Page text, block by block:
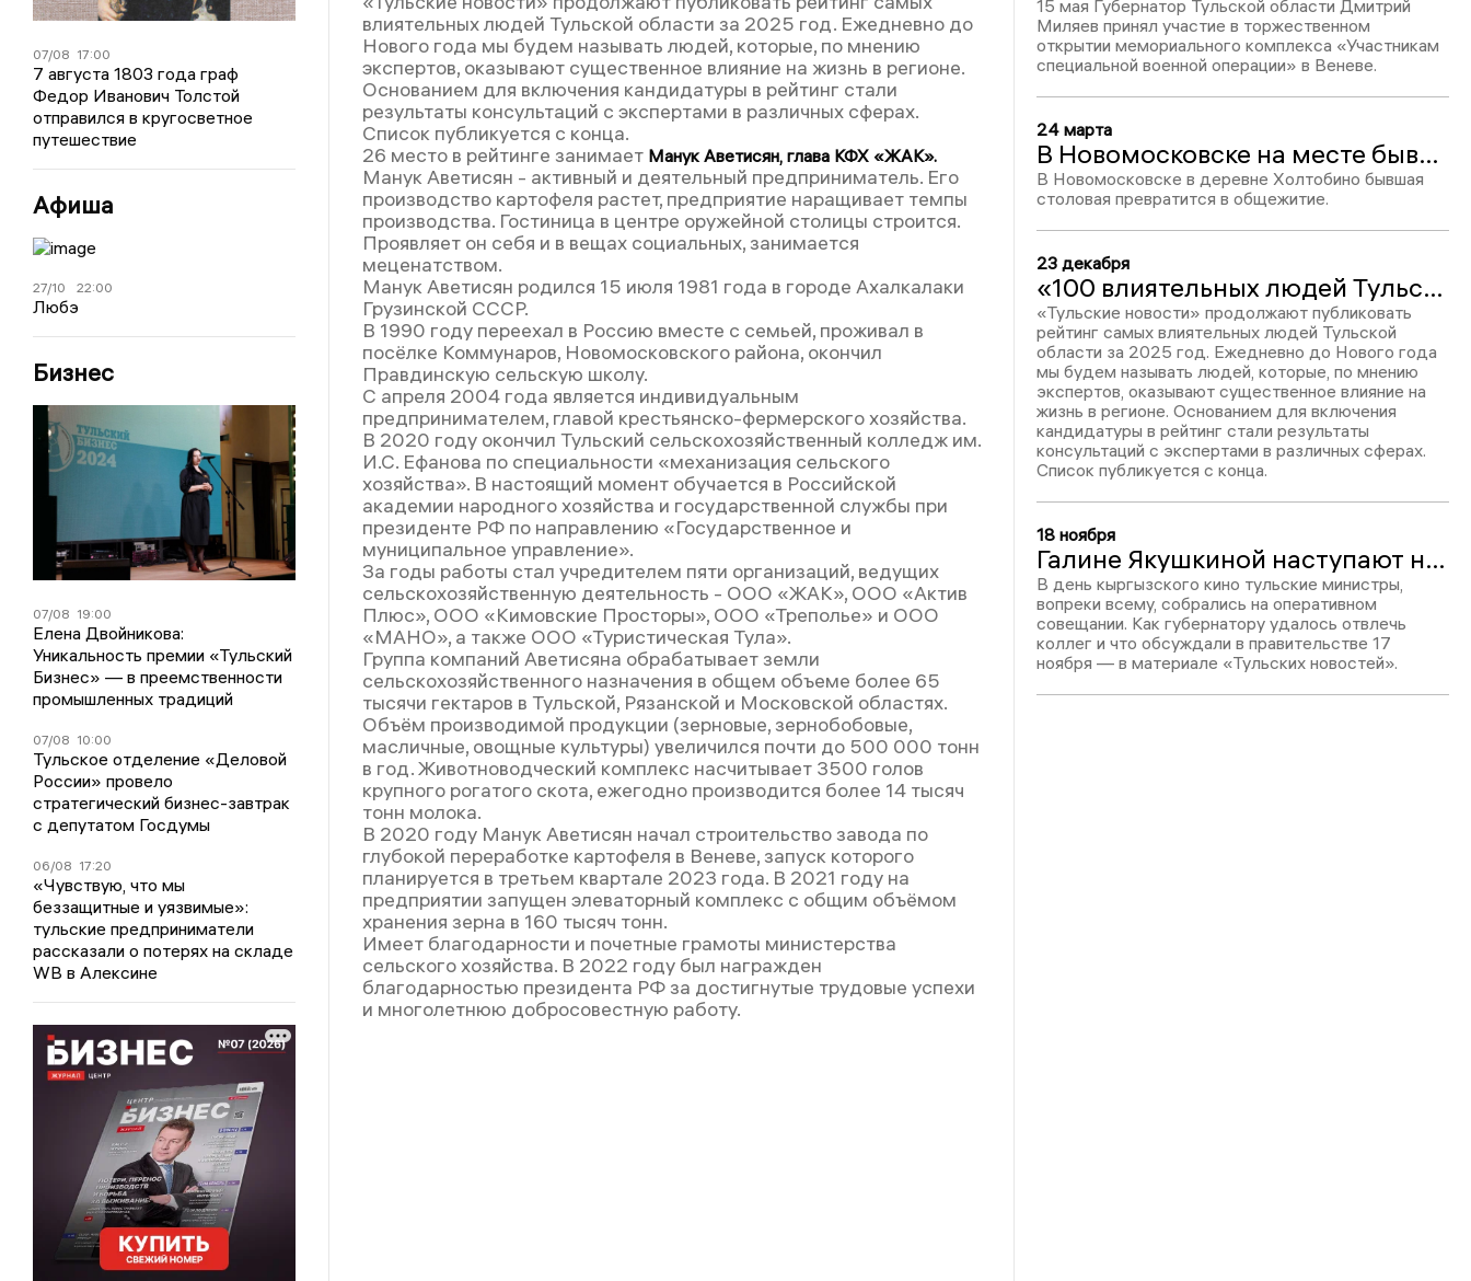
07/08 17:00
7 августа 1803 года граф
Федор Иванович Толстой
отправился в кругосветное
путешествие
Афиша
27/10 22:00
Любэ
Бизнес
07/08 19:00
Елена Двойникова:
Уникальность премии «Тульский
Бизнес» — в преемственности
промышленных традиций
07/08 10:00
Тульское отделение «Деловой
России» провело
стратегический бизнес-завтрак
с депутатом Госдумы
06/08 17:20
«Чувствую, что мы
беззащитные и уязвимые»:
тульские предприниматели
рассказали о потерях на складе
WB в Алексине
влиятельных людей Тульской области за 2025 год. Ежедневно до
Нового года мы будем называть людей, которые, по мнению
экспертов, оказывают существенное влияние на жизнь в регионе.
Основанием для включения кандидатуры в рейтинг стали
результаты консультаций с экспертами в различных сферах.
Список публикуется с конца.
26 место в рейтинге занимает Манук Аветисян, глава КФХ «ЖАК».
Манук Аветисян - активный и деятельный предприниматель. Его
производство картофеля растет, предприятие наращивает темпы
производства. Гостиница в центре оружейной столицы строится.
Проявляет он себя и в вещах социальных, занимается
меценатством.
Манук Аветисян родился 15 июля 1981 года в городе Ахалкалаки
Грузинской СССР.
В 1990 году переехал в Россию вместе с семьей, проживал в
посёлке Коммунаров, Новомосковского района, окончил
Правдинскую сельскую школу.
С апреля 2004 года является индивидуальным
предпринимателем, главой крестьянско-фермерского хозяйства.
В 2020 году окончил Тульский сельскохозяйственный колледж им.
И.С. Ефанова по специальности «механизация сельского
хозяйства». В настоящий момент обучается в Российской
академии народного хозяйства и государственной службы при
президенте РФ по направлению «Государственное и
муниципальное управление».
За годы работы стал учредителем пяти организаций, ведущих
сельскохозяйственную деятельность - ООО «ЖАК», ООО «Актив
Плюс», ООО «Кимовские Просторы», ООО «Треполье» и ООО
«МАНО», а также ООО «Туристическая Тула».
Группа компаний Аветисяна обрабатывает земли
сельскохозяйственного назначения в общем объеме более 65
тысячи гектаров в Тульской, Рязанской и Московской областях.
Объём производимой продукции (зерновые, зернобобовые,
масличные, овощные культуры) увеличился почти до 500 000 тонн
в год. Животноводческий комплекс насчитывает 3500 голов
крупного рогатого скота, ежегодно производится более 14 тысяч
тонн молока.
В 2020 году Манук Аветисян начал строительство завода по
глубокой переработке картофеля в Веневе, запуск которого
планируется в третьем квартале 2023 года. В 2021 году на
предприятии запущен элеваторный комплекс с общим объёмом
хранения зерна в 160 тысяч тонн.
Имеет благодарности и почетные грамоты министерства
сельского хозяйства. В 2022 году был награжден
благодарностью президента РФ за достигнутые трудовые успехи
и многолетнюю добросовестную работу.
15 мая Губернатор Тульской области Дмитрий
Миляев принял участие в торжественном
открытии мемориального комплекса «Участникам
специальной военной операции» в Веневе.
24 марта
В Новомосковске на месте бывшей столовой появится общежитие
В Новомосковске в деревне Холтобино бывшая
столовая превратится в общежитие.
23 декабря
«100 влиятельных людей Тульской области-2025»: Манук Аветисян - место №26
«Тульские новости» продолжают публиковать
рейтинг самых влиятельных людей Тульской
области за 2025 год. Ежедневно до Нового года
мы будем называть людей, которые, по мнению
экспертов, оказывают существенное влияние на
жизнь в регионе. Основанием для включения
кандидатуры в рейтинг стали результаты
консультаций с экспертами в различных сферах.
Список публикуется с конца.
18 ноября
Галине Якушкиной наступают на пятки? Оперативное совещание в тульском правительстве 17 ноября
В день кыргызского кино тульские министры,
вопреки всему, собрались на оперативном
совещании. Как губернатору удалось отвлечь
коллег и что обсуждали в правительстве 17
ноября — в материале «Тульских новостей».